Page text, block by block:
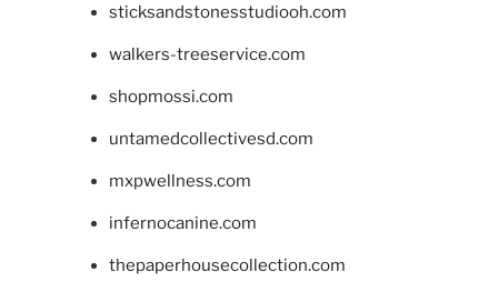
sticksandstonesstudiooh.com
walkers-treeservice.com
shopmossi.com
untamedcollectivesd.com
mxpwellness.com
infernocanine.com
thepaperhousecollection.com